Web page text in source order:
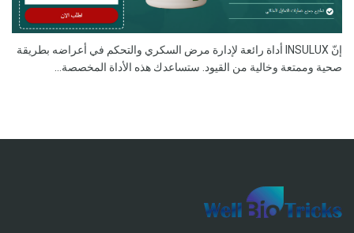
إنّ INSULUX أداة رائعة لإدارة مرض السكري والتحكم في أعراضه بطريقة
صحية وممتعة وخالية من القيود. ستساعدك هذه الأداة المخصصة...